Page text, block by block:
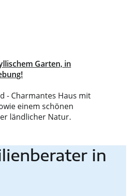
Garten, in
- Charmantes Haus mit
einem schönen
ländlicher Natur.
in